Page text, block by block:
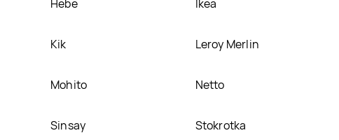
Hebe Ikea
Kik Leroy Merlin
Mohito Netto
Sinsay Stokrotka